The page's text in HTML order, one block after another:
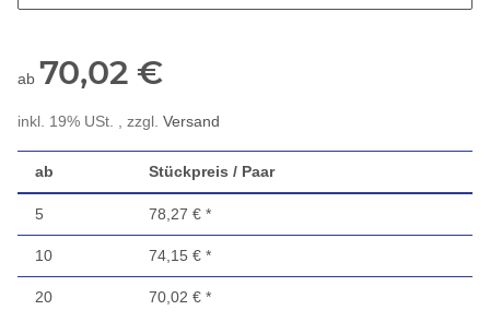
ab 70,02 €
inkl. 19% USt. , zzgl. Versand
ab Stückpreis / Paar
5 78,27 € *
10 74,15 € *
20 70,02 € *